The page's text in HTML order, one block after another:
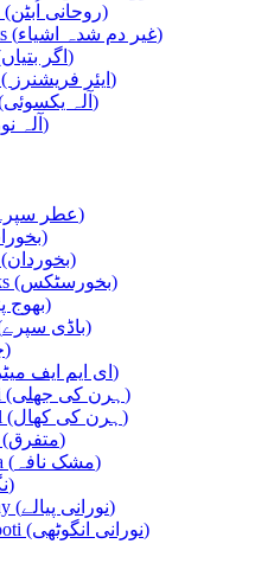
Ruhani Ubtan (روحانی اُبٹن)
Ghair Dum Shuda Products (غیر دم شدہ اشیاء)
Agar Battian (اگر بتیاں)
Air Freshners ( ایئر فریشنرز)
Ala-e-Yaksoi (آلہ یکسوئی)
Ala-e-Noor (آلہ نور)
Attar Spray (عطر سپرے)
Bakhoorat (بخورات)
Bakhoor Dan (بخوردان)
Bakhoor Sticks (بخورسٹکس)
Bhoj Patar (بھوج پتر)
Body Sprays (باڈی سپرے)
Chiragh (چراغ)
EMF Meter (ای ایم ایف میٹر)
Hiran Ki Jhilli (ہرن کی جھلی)
Hiran Ki Khal (ہرن کی کھال)
Miscellanious (متفرق)
Mushk-e-Nafa (مشک نافہ)
Naginay (نگینے)
Nurani Payalay (نورانی پیالے)
Nurani Anghooti (نورانی انگوٹھی)